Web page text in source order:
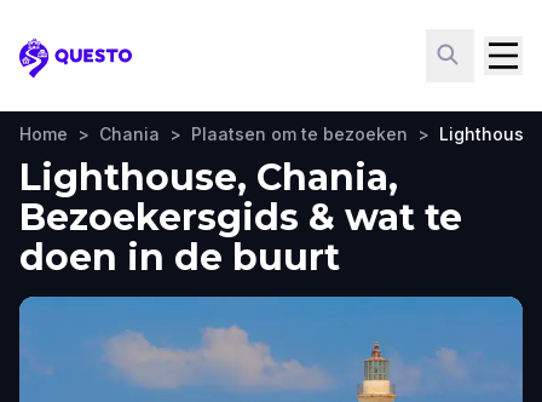
Questo
Home > Chania > Plaatsen om te bezoeken > Lighthouse
Lighthouse, Chania,
Bezoekersgids & wat te
doen in de buurt